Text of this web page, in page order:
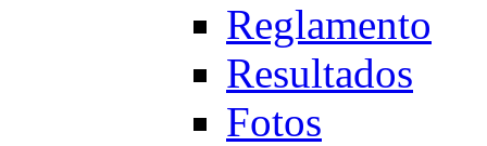
Reglamento
Resultados
Fotos